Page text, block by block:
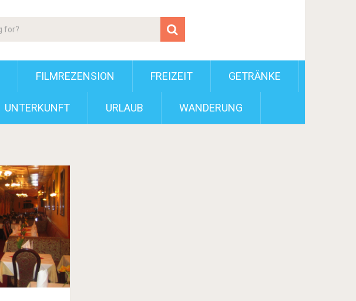
FILMREZENSION FREIZEIT GETRÄNKE
UNTERKUNFT URLAUB WANDERUNG